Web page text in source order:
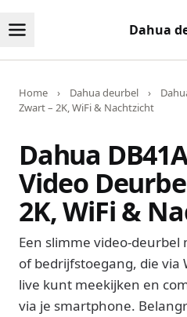
Dahua
Home › Dahua deurbel ›
Zwart – 2K, WiFi & Nachtzicht
Dahua
Video
2K, WiFi &
Een slimme video-
of bedrijfstoegang, die via
live kunt meekijken en
via je smartphone.